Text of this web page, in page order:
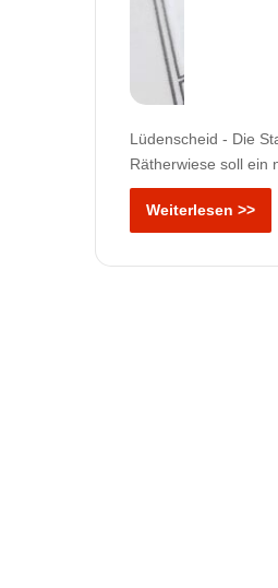
Lüdenscheid - Die
Rätherwiese soll ein
Weiterlesen >>